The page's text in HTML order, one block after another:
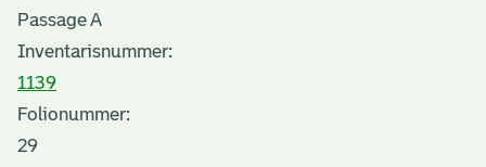
Passage A
Inventarisnummer:
1139
Folionummer:
29